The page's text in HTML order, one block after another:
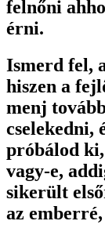
felnőni
érni.
Ismerd fel,
hiszen a
menj
cselekedni,
próbálod
vagy-e,
sikerült
az